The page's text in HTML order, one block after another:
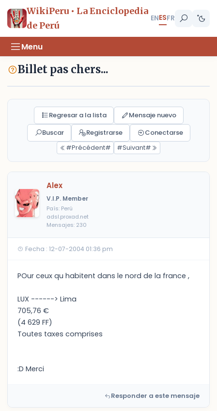
WikiPeru • La Enciclopedia
de Perú
ENESFR
Menu
Billet pas chers...
Regresar a la lista
Mensaje nuevo
Buscar
Registrarse
Conectarse
#Précédent#
#Suivant#
Alex
V.I.P. Member
País: Perú
adsl.proxad.net
Mensajes: 230
Fecha : 12-07-2004 01:36 pm
POur ceux qu habitent dans le nord de la france ,
LUX ------> Lima
705,76 €
(4 629 FF)
Toutes taxes comprises
:D Merci
Responder a este mensaje